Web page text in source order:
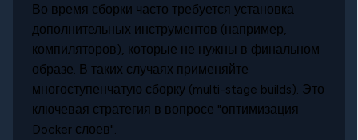
Во время сборки часто требуется установка
дополнительных инструментов (например,
компиляторов), которые не нужны в финальном
образе. В таких случаях применяйте
многоступенчатую сборку (multi-stage builds). Это
ключевая стратегия в вопросе "оптимизация
Docker слоев".